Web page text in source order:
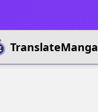
TranslateManga